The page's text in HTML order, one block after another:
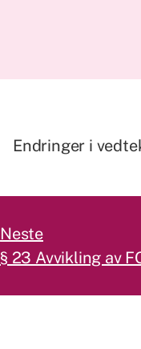
Endringer i
Neste
§ 23 Avvikling av